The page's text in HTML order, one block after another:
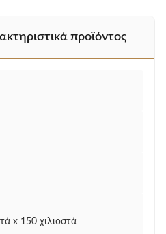
προϊόντος
x 150 χιλιοστά